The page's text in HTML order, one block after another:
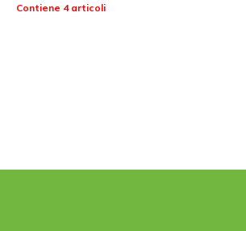
Contiene 4 articoli